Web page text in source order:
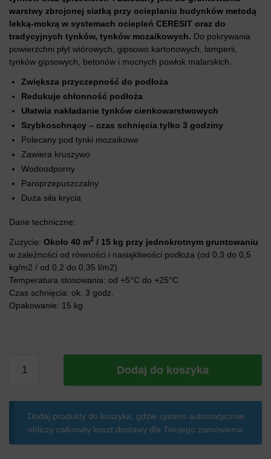
warstwy zbrojonej siatką przy ocieplaniu budynków metodą
lekką-mokrą w systemach ociepleń CERESIT oraz do
tradycyjnych tynków, tynków mozaikowych. Do pokrywania
powierzchni płyt wiórowych, gipsowo kartonowych, lamperii,
tynków gipsowych, betonów i mocnych powłok malarskich.
Zwiększa przyczepność do podłoża
Redukuje chłonność podłoża
Ułatwia nakładanie tynków cienkowarstwowych
Szybkoschnący – czas schnięcia tylko 3 godziny
Polecany pod tynki mozaikowe
Zawiera kruszywo
Wodoodporny
Paroprzepuszczalny
Duża siła krycia
Dane techniczne:
Zużycie: Około 40 m2 / 15 kg przy jednokrotnym gruntowaniu
w zależności od równości i nasiąkliwości podłoża (od 0,3 do 0,5
kg/m2 / od 0,2 do 0,35 l/m2)
Temperatura stosowania: od +5°C do +25°C
Czas schnięcia: ok. 3 godz.
Opakowanie: 15 kg
Grunt
pod
Ceresit
CT
Dodaj do koszyka
Dodaj produkty do koszyka, gdzie system automatycznie
obliczy całkowity koszt dostawy dla Twojego zamówienia.